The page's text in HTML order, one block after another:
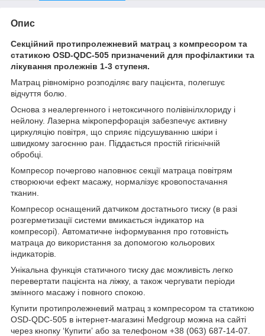
Опис
Секційний протипролежневий матрац з компресором та
статикою OSD-QDC-505 призначений для профілактики та
лікування пролежнів 1-3 ступеня.
Матрац рівномірно розподіляє вагу пацієнта, полегшує
відчуття болю.
Основа з неалергенного і нетоксичного полівінілхлориду і
нейлону. Лазерна мікроперфорація забезпечує активну
циркуляцію повітря, що сприяє підсушуванню шкіри і
швидкому загоєнню ран. Піддається простій гігієнічній
обробці.
Компресор почергово наповнює секції матраца повітрям
створюючи ефект масажу, нормалізує кровопостачання
тканин.
Компресор оснащений датчиком достатнього тиску (в разі
розгерметизації системи вмикається індикатор на
компресорі). Автоматичне інформування про готовність
матраца до використання за допомогою кольорових
індикаторів.
Унікальна функція статичного тиску дає можливість легко
перевертати пацієнта на ліжку, а також чергувати періоди
змінного масажу і повного спокою.
Купити протипролежневий матрац з компресором та статикою
OSD-QDC-505 в інтернет-магазині Medgroup можна на сайті
через кнопку ‘Купитиʼ або за телефоном +38 (063) 687-14-07.